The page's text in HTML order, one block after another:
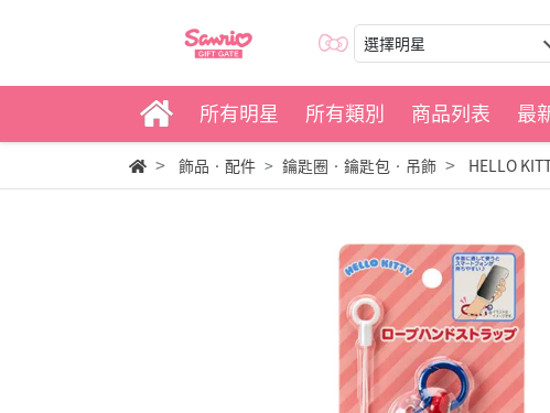
選擇明星
所有明星 所有類別 商品列表 最
飾品‧配件 鑰匙圈‧鑰匙包‧吊飾 HELLO